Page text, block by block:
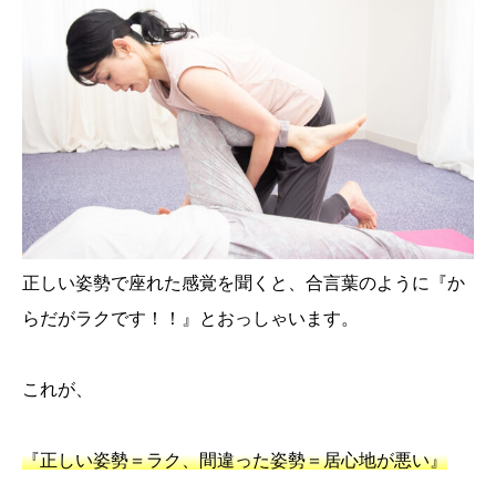
正しい姿勢で座れた感覚を聞くと、合言葉のように『か
らだがラクです！！』とおっしゃいます。
これが、
『正しい姿勢＝ラク、間違った姿勢＝居心地が悪い』